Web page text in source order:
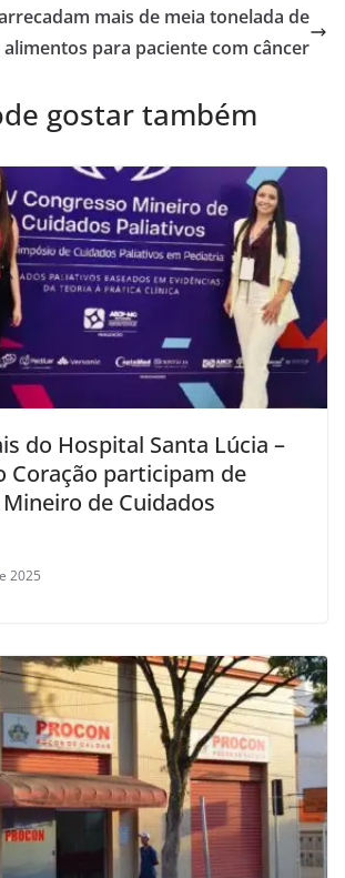
mais de meia tonelada de
alimentos para paciente com câncer
gostar também
do Hospital Santa Lúcia –
Coração participam de
de Cuidados
2025